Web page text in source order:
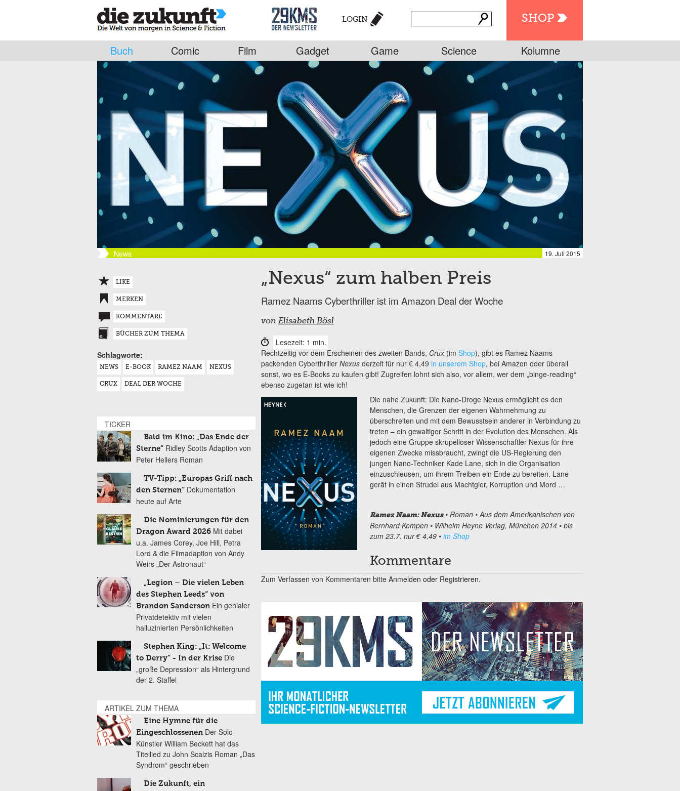
SHOP
LOGIN
Buch Comic Film Gadget Game Science Kolumne
News 19. Juli 2015
„Nexus“ zum halben Preis
Ramez Naams Cyberthriller ist im Amazon Deal der Woche
von Elisabeth Bösl
Lesezeit: 1 min.
Rechtzeitig vor dem Erscheinen des zweiten Bands, Crux(im Shop), gibt es Ramez Naams
packenden Cyberthriller Nexusderzeit für nur € 4,49 in unserem Shop, bei Amazon oder überall
sonst, wo es E-Books zu kaufen gibt! Zugreifen lohnt sich also, vor allem, wer dem „binge-reading“
ebenso zugetan ist wie ich!
Die nahe Zukunft: Die Nano-Droge Nexus ermöglicht es den
Menschen, die Grenzen der eigenen Wahrnehmung zu
überschreiten und mit dem Bewusstsein anderer in Verbindung zu
treten – ein gewaltiger Schritt in der Evolution des Menschen. Als
jedoch eine Gruppe skrupelloser Wissenschaftler Nexus für ihre
eigenen Zwecke missbraucht, zwingt die US-Regierung den
jungen Nano-Techniker Kade Lane, sich in die Organisation
einzuschleusen, um ihrem Treiben ein Ende zu bereiten. Lane
gerät in einen Strudel aus Machtgier, Korruption und Mord …
Ramez Naam: Nexus• Roman • Aus dem Amerikanischen von
Bernhard Kempen • Wilhelm Heyne Verlag, München 2014 • bis
zum 23.7. nur € 4,49 •im Shop
Kommentare
Zum Verfassen von Kommentaren bitte Anmelden oder Registrieren.
LIKE
MERKEN
KOMMENTARE
BÜCHER ZUM THEMA
Schlagworte:
NEWS E-BOOK RAMEZ NAAM NEXUS
CRUX DEAL DER WOCHE
TICKER
Bald im Kino: „Das Ende der
Sterne“ Ridley Scotts Adaption von
Peter Hellers Roman
TV-Tipp: „Europas Griff nach
den Sternen“ Dokumentation
heute auf Arte
Die Nominierungen für den
Dragon Award 2026 Mit dabei
u.a. James Corey, Joe Hill, Petra
Lord & die Filmadaption von Andy
Weirs „Der Astronaut“
„Legion – Die vielen Leben
des Stephen Leeds“ von
Brandon Sanderson Ein genialer
Privatdetektiv mit vielen
halluzinierten Persönlichkeiten
Stephen King: „It: Welcome
to Derry“ - In der Krise Die
„große Depression“ als Hintergrund
der 2. Staffel
ARTIKEL ZUM THEMA
Eine Hymne für die
Eingeschlossenen Der Solo-
Künstler William Beckett hat das
Titellied zu John Scalzis Roman „Das
Syndrom“ geschrieben
Die Zukunft, ein